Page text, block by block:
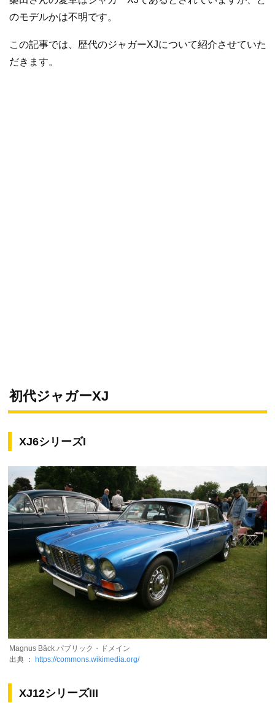
のモデルかは不明です。
この記事では、歴代のジャガーXJについて紹介させていた
だきます。
初代ジャガーXJ
XJ6シリーズI
Magnus Bäck パブリック・ドメイン
出典 ：
https://commons.wikimedia.org/
XJ12シリーズIII